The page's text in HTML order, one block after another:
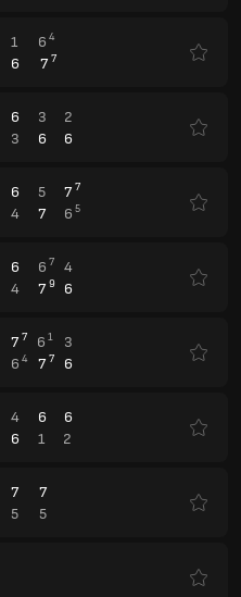
1 6 4
6 7 7
6 3
2
3
6 6
6 5 7 7
4 7 6 5
6 6 7
4
4
7 9 6
7 7 6 1
3
6 4 7 7 6
4 6
6
6
1 2
7
7
5
5